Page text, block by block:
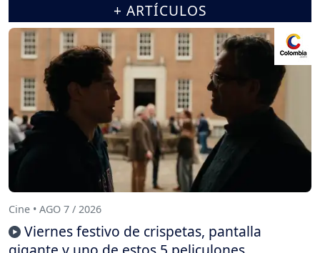
+ ARTÍCULOS
Cine • AGO 7 / 2026
Viernes festivo de crispetas, pantalla